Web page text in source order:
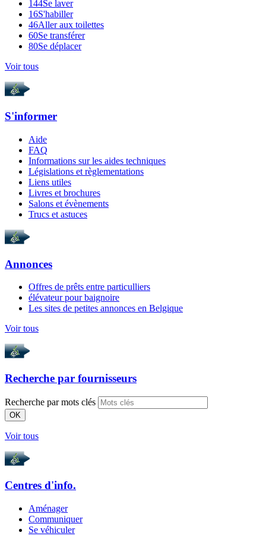
144Se laver
16S'habiller
46Aller aux toilettes
60Se transférer
80Se déplacer
Voir tous
S'informer
Aide
FAQ
Informations sur les aides techniques
Législations et règlementations
Liens utiles
Livres et brochures
Salons et évènements
Trucs et astuces
Annonces
Offres de prêts entre particulliers
élévateur pour baignoire
Les sites de petites annonces en Belgique
Voir tous
Recherche par fournisseurs
Recherche par mots clés
OK
Voir tous
Centres d'info.
Aménager
Communiquer
Se véhiculer